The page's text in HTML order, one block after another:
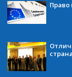
Право